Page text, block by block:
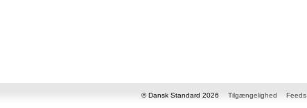
© Dansk Standard 2026 Tilgængelighed Feeds